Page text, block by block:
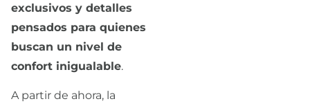
exclusivos y detalles
pensados para quienes
buscan un nivel de
confort inigualable.
A partir de ahora, la